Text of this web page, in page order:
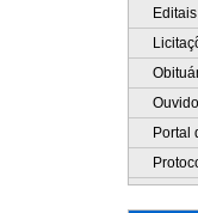
Portal